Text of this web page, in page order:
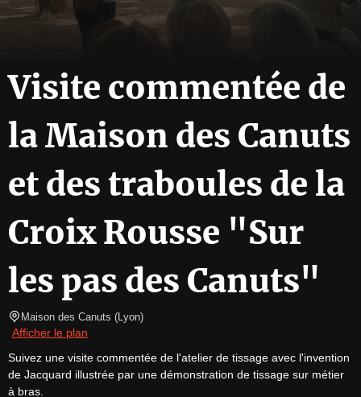
Visite commentée de
la Maison des Canuts
et des traboules de la
Croix Rousse "Sur
les pas des Canuts"
Maison des Canuts (Lyon)
Afficher le plan
Suivez une visite commentée de l'atelier de tissage avec l'invention
de Jacquard illustrée par une démonstration de tissage sur métier
à bras.